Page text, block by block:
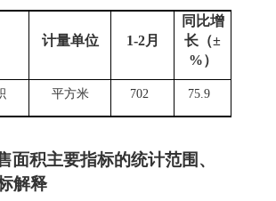
计量单位 1-2月
同比增
长（±
%）
平方米 702 75.9
面积主要指标的统计范围、
解释